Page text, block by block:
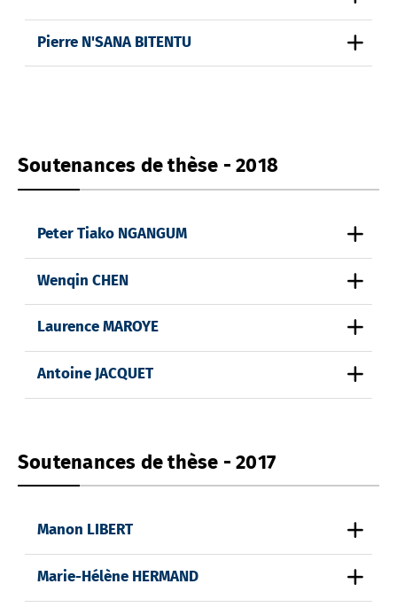
Pierre N'SANA BITENTU
Soutenances de thèse - 2018
Peter Tiako NGANGUM
Wenqin CHEN
Laurence MAROYE
Antoine JACQUET
Soutenances de thèse - 2017
Manon LIBERT
Marie-Hélène HERMAND